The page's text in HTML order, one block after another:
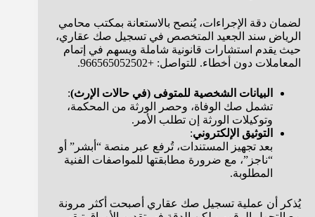
لضمان دقة الإجراءات، يُنصح بالاستعانة بمكتب محامي
الرياض سند الجعيد المتخصص في تسجيل صك عقاري،
حيث يقدم استشارات قانونية شاملة ويسهم في إتمام
المعاملات دون أخطاء. للتواصل: +966565052502.
البيانات الشخصية للمتوفى (في حالات الإرث):
تشمل صك الوفاة، وحصر الورثة من المحكمة،
وتوكيلات الورثة إن تطلب الأمر.
التوثيق الإلكتروني:
بعد تجهيز المستندات، تُرفع عبر منصة “أبشر” أو
“ناجز”، مع ضرورة مطابقتها للمواصفات الفنية
المطلوبة.
يُذكر أن عملية تسجيل صك عقاري أصبحت أكثر مرونة